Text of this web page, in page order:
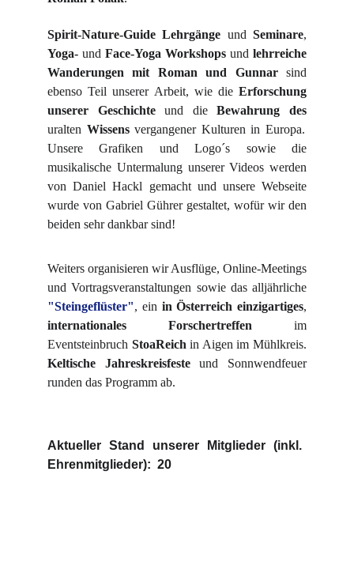
Spirit-Nature-Guide Lehrgänge undSeminare,
Yoga- und Face-Yoga Workshops und lehrreiche
Wanderungen mit Roman und Gunnar sind
ebenso Teil unserer Arbeit, wie die Erforschung
unserer Geschichteund dieBewahrung des
uralten Wissensvergangener Kulturen in Europa.
Unsere Grafiken und Logo´s sowie die
musikalische Untermalung unserer Videos werden
von Daniel Hackl gemacht und unsere Webseite
wurde von Gabriel Gührer gestaltet, wofür wir den
beiden sehr dankbar sind!
Weiters organisieren wir Ausflüge, Online-Meetings
und Vortragsveranstaltungen sowie das alljährliche
"Steingeflüster", ein in Österreich einzigartiges,
internationales Forschertreffen im
Eventsteinbruch StoaReich in Aigen im Mühlkreis.
Keltische Jahreskreisfesteund Sonnwendfeuer
runden das Programm ab.
Aktueller Stand unserer Mitglieder (inkl.
Ehrenmitglieder): 20